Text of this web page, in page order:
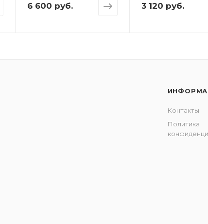
6 600 руб. 3 120 руб.
Контакты
Политика